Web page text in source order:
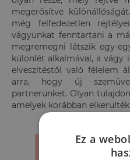
megerősítve
még felfedezetlen
vágyunkat fenntartani a
megremegni látszik egy-
különlét alkalmával, a vágy
elveszítéstől való félelem
arra, hogy új
partnerünket. Olyan
amelyek korábban
Ez a